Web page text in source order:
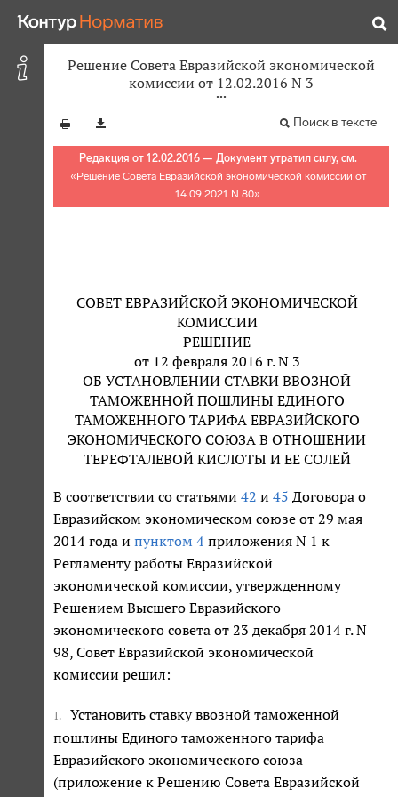
Решение Совета Евразийской экономической
комиссии от 12.02.2016 N 3
Поиск в тексте
Редакция от 12.02.2016 — Документ утратил силу, см.
«Решение Совета Евразийской экономической комиссии от
14.09.2021 N 80»
СОВЕТ ЕВРАЗИЙСКОЙ ЭКОНОМИЧЕСКОЙ
КОМИССИИ
РЕШЕНИЕ
от 12 февраля 2016 г. N 3
ОБ УСТАНОВЛЕНИИ СТАВКИ ВВОЗНОЙ
ТАМОЖЕННОЙ ПОШЛИНЫ ЕДИНОГО
ТАМОЖЕННОГО ТАРИФА ЕВРАЗИЙСКОГО
ЭКОНОМИЧЕСКОГО СОЮЗА В ОТНОШЕНИИ
ТЕРЕФТАЛЕВОЙ КИСЛОТЫ И ЕЕ СОЛЕЙ
В соответствии со статьями 42 и 45 Договора о
Евразийском экономическом союзе от 29 мая
2014 года и пунктом 4 приложения N 1 к
Регламенту работы Евразийской
экономической комиссии, утвержденному
Решением Высшего Евразийского
экономического совета от 23 декабря 2014 г. N
98, Совет Евразийской экономической
комиссии решил:
1.
Установить ставку ввозной таможенной
пошлины Единого таможенного тарифа
Евразийского экономического союза
(приложение к Решению Совета Евразийской